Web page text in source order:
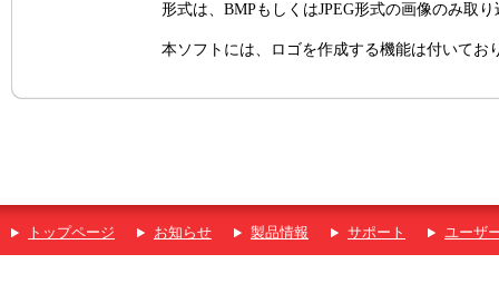
形式は、BMPもしくはJPEG形式の画像のみ取
本ソフトには、ロゴを作成する機能は付いてお
トップページ お知らせ 製品情報 サポート ユーザ